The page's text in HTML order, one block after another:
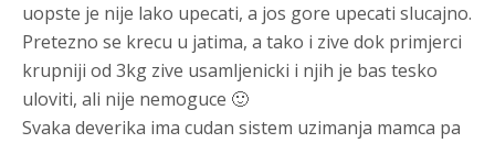
uopste je nije lako upecati, a jos gore upecati slucajno.
Pretezno se krecu u jatima, a tako i zive dok primjerci
krupniji od 3kg zive usamljenicki i njih je bas tesko
uloviti, ali nije nemoguce 🙂
Svaka deverika ima cudan sistem uzimanja mamca pa